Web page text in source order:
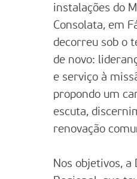
instalações do
Consolata, em
decorreu sob o
de novo:
e serviço à
propondo um
escuta,
renovação
Nos objetivos, a